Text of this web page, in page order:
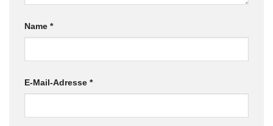
Name *
E-Mail-Adresse *